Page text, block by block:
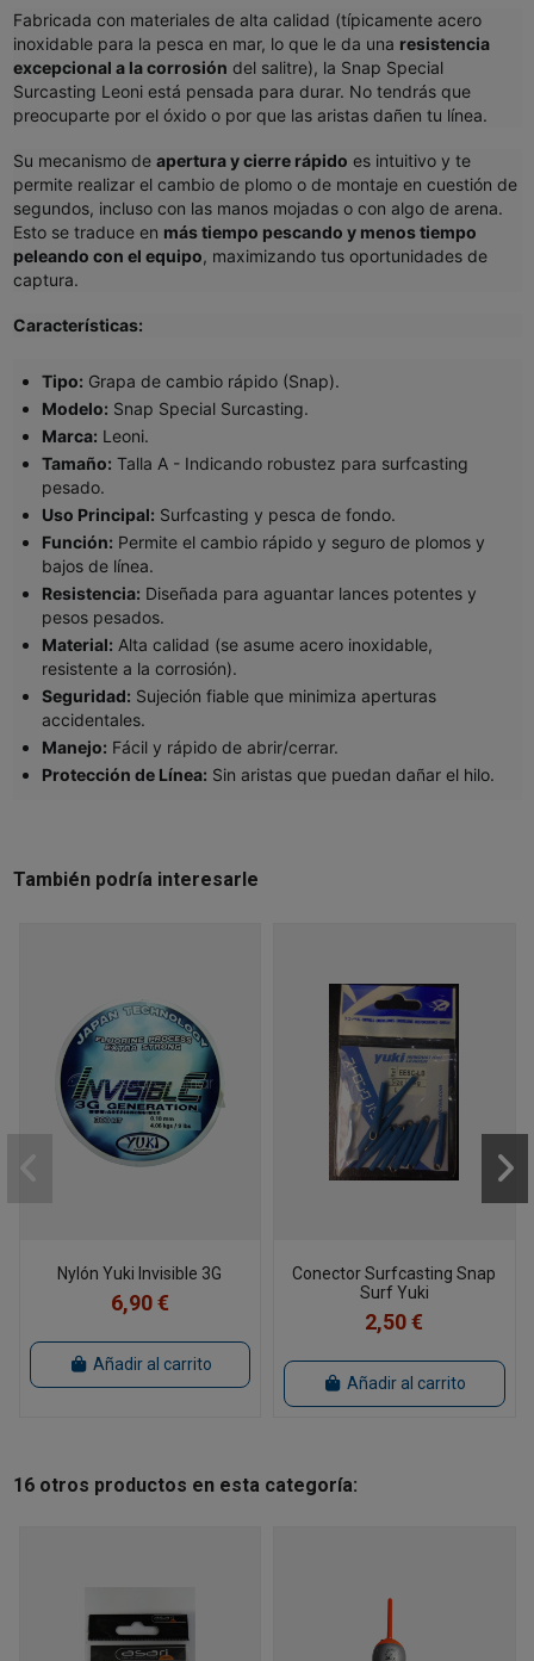
Fabricada con materiales de alta calidad (típicamente acero
inoxidable para la pesca en mar, lo que le da una resistencia
excepcional a la corrosión del salitre), la Snap Special
Surcasting Leoni está pensada para durar. No tendrás que
preocuparte por el óxido o por que las aristas dañen tu línea.
Su mecanismo de apertura y cierre rápido es intuitivo y te
permite realizar el cambio de plomo o de montaje en cuestión de
segundos, incluso con las manos mojadas o con algo de arena.
Esto se traduce en más tiempo pescando y menos tiempo
peleando con el equipo, maximizando tus oportunidades de
captura.
Características:
Tipo: Grapa de cambio rápido (Snap).
Modelo: Snap Special Surcasting.
Marca: Leoni.
Tamaño: Talla A - Indicando robustez para surfcasting
pesado.
Uso Principal: Surfcasting y pesca de fondo.
Función: Permite el cambio rápido y seguro de plomos y
bajos de línea.
Resistencia: Diseñada para aguantar lances potentes y
pesos pesados.
Material: Alta calidad (se asume acero inoxidable,
resistente a la corrosión).
Seguridad: Sujeción fiable que minimiza aperturas
accidentales.
Manejo: Fácil y rápido de abrir/cerrar.
Protección de Línea: Sin aristas que puedan dañar el hilo.
También podría interesarle
Nylón Yuki Invisible 3G
6,90 €
Añadir al carrito
Conector Surfcasting Snap
Surf Yuki
2,50 €
Añadir al carrito
16 otros productos en esta categoría: